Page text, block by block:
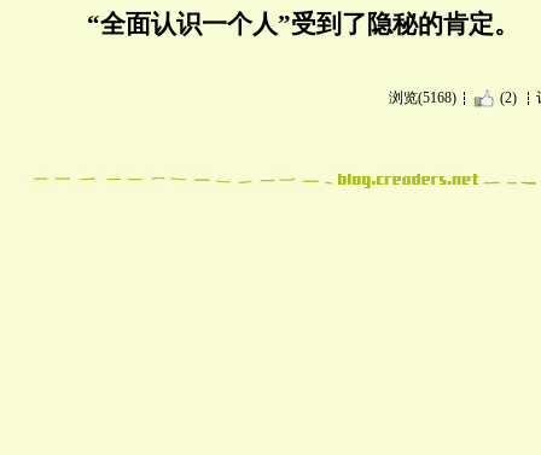
“全面认识一个人”受到了隐秘的肯定。
浏览(5168) (2)